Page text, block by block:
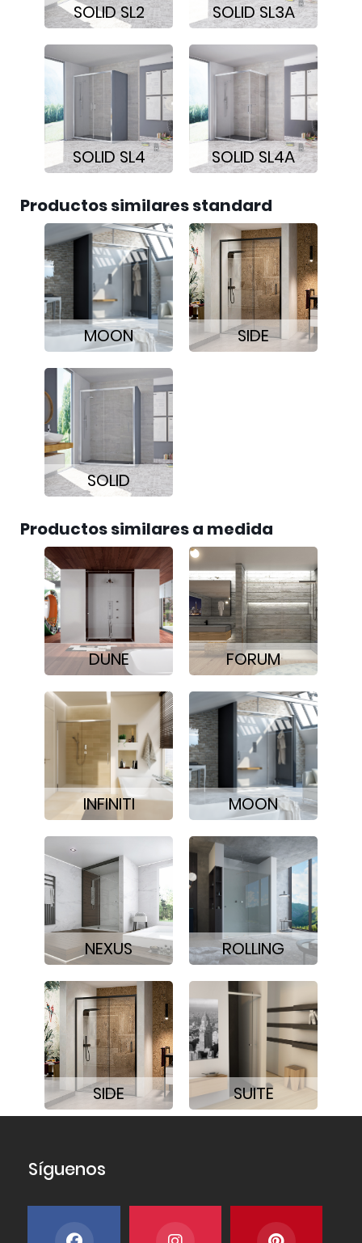
SOLID SL2 SOLID SL3A
SOLID SL4 SOLID SL4A
Productos similares standard
MOON SIDE
SOLID
Productos similares a medida
DUNE FORUM
INFINITI MOON
NEXUS ROLLING
SIDE SUITE
Síguenos